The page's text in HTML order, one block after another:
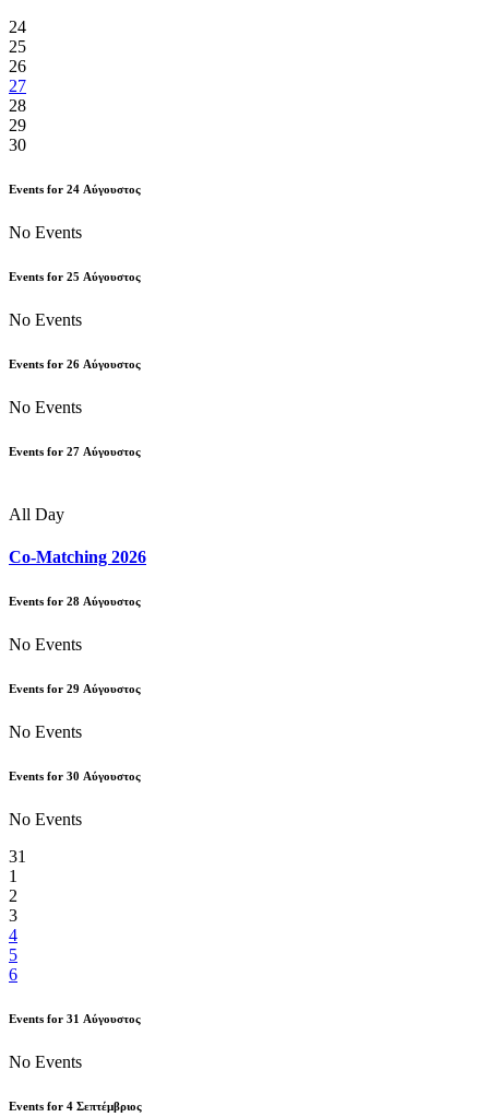
24
25
26
27
28
29
30
Events for 24 Αύγουστος
No Events
Events for 25 Αύγουστος
No Events
Events for 26 Αύγουστος
No Events
Events for 27 Αύγουστος
All Day
Co-Matching 2026
Events for 28 Αύγουστος
No Events
Events for 29 Αύγουστος
No Events
Events for 30 Αύγουστος
No Events
31
1
2
3
4
5
6
Events for 31 Αύγουστος
No Events
Events for 4 Σεπτέμβριος